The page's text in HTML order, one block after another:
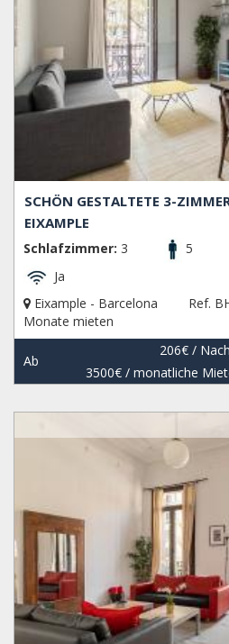
SCHÖN GESTALTETE 3-
EIXAMPLE
Schlafzimmer: 3 5
Ja
Eixample - Barcelona
Ref.
Monate mieten
Ab
206€/
3500€/ monatliche